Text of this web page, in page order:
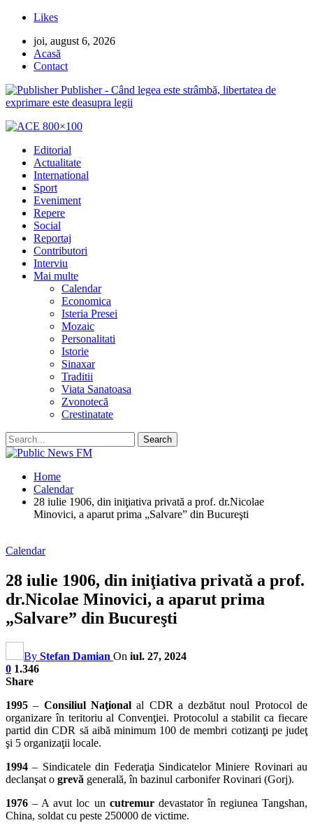
Likes
joi, august 6, 2026
Acasă
Contact
Publisher - Când legea este strâmbă, libertatea de
exprimare este deasupra legii
Editorial
Actualitate
International
Sport
Eveniment
Repere
Social
Reportaj
Contributori
Interviu
Mai multe
Calendar
Economica
Isteria Presei
Mozaic
Personalitati
Istorie
Sinaxar
Traditii
Viata Sanatoasa
Zvonotecă
Crestinatate
Home
Calendar
28 iulie 1906, din iniţiativa privată a prof. dr.Nicolae
Minovici, a aparut prima „Salvare” din Bucureşti
Calendar
28 iulie 1906, din iniţiativa privată a prof.
dr.Nicolae Minovici, a aparut prima
„Salvare” din Bucureşti
By Stefan Damian On iul. 27, 2024
0 1.346
Share
1995 – Consiliul Naţionalal CDR a dezbătut noul Protocol de
organizare în teritoriu al Convenţiei. Protocolul a stabilit ca fiecare
partid din CDR să aibă minimum 100 de membri cotizanţi pe judeţ
şi 5 organizaţii locale.
1994 – Sindicatele din Federaţia Sindicatelor Miniere Rovinari au
declanşat o grevă generală, în bazinul carbonifer Rovinari (Gorj).
1976 – A avut loc un cutremurdevastator în regiunea Tangshan,
China, soldat cu peste 250000 de victime.